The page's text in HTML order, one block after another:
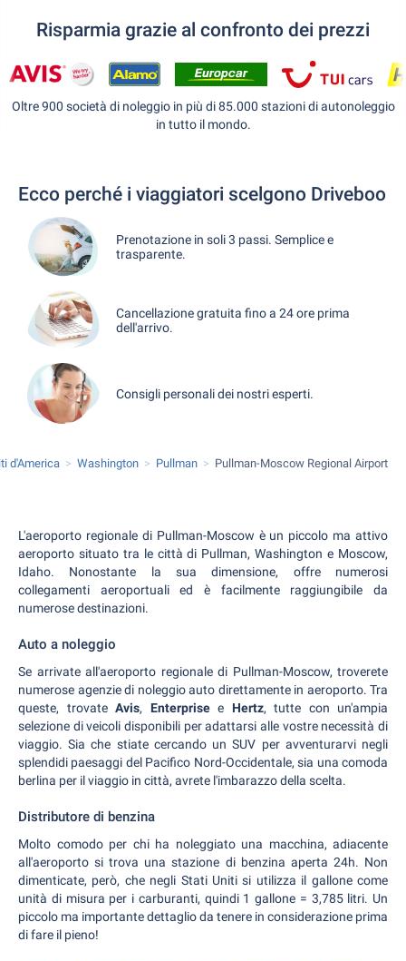
Risparmia grazie al confronto dei prezzi
Oltre 900 società di noleggio in più di 85.000 stazioni di autonoleggio
in tutto il mondo.
Ecco perché i viaggiatori scelgono Driveboo
Prenotazione in soli 3 passi. Semplice e
trasparente.
Cancellazione gratuita fino a 24 ore prima
dell'arrivo.
Consigli personali dei nostri esperti.
d'America Washington Pullman Pullman-Moscow Regional Airport
L'aeroporto regionale di Pullman-Moscow è un piccolo ma attivo
aeroporto situato tra le città di Pullman, Washington e Moscow,
Idaho. Nonostante la sua dimensione, offre numerosi
collegamenti aeroportuali ed è facilmente raggiungibile da
numerose destinazioni.
Auto a noleggio
Se arrivate all'aeroporto regionale di Pullman-Moscow, troverete
numerose agenzie di noleggio auto direttamente in aeroporto. Tra
queste, trovate Avis, Enterprisee Hertz, tutte con un'ampia
selezione di veicoli disponibili per adattarsi alle vostre necessità di
viaggio. Sia che stiate cercando un SUV per avventurarvi negli
splendidi paesaggi del Pacifico Nord-Occidentale, sia una comoda
berlina per il viaggio in città, avrete l'imbarazzo della scelta.
Distributore di benzina
Molto comodo per chi ha noleggiato una macchina, adiacente
all'aeroporto si trova una stazione di benzina aperta 24h. Non
dimenticate, però, che negli Stati Uniti si utilizza il gallone come
unità di misura per i carburanti, quindi 1 gallone = 3,785 litri. Un
piccolo ma importante dettaglio da tenere in considerazione prima
di fare il pieno!